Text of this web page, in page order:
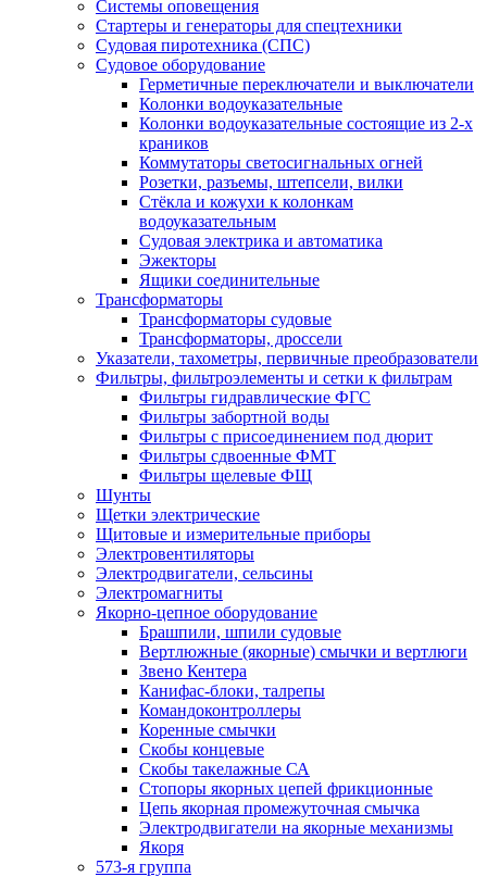
Системы оповещения
Стартеры и генераторы для спецтехники
Судовая пиротехника (СПС)
Судовое оборудование
Герметичные переключатели и выключатели
Колонки водоуказательные
Колонки водоуказательные состоящие из 2-х
краников
Коммутаторы светосигнальных огней
Розетки, разъемы, штепсели, вилки
Стёкла и кожухи к колонкам
водоуказательным
Судовая электрика и автоматика
Эжекторы
Ящики соединительные
Трансформаторы
Трансформаторы судовые
Трансформаторы, дроссели
Указатели, тахометры, первичные преобразователи
Фильтры, фильтроэлементы и сетки к фильтрам
Фильтры гидравлические ФГС
Фильтры забортной воды
Фильтры с присоединением под дюрит
Фильтры сдвоенные ФМТ
Фильтры щелевые ФЩ
Шунты
Щетки электрические
Щитовые и измерительные приборы
Электровентиляторы
Электродвигатели, сельсины
Электромагниты
Якорно-цепное оборудование
Брашпили, шпили судовые
Вертлюжные (якорные) смычки и вертлюги
Звено Кентера
Канифас-блоки, талрепы
Командоконтроллеры
Коренные смычки
Скобы концевые
Скобы такелажные СА
Стопоры якорных цепей фрикционные
Цепь якорная промежуточная смычка
Электродвигатели на якорные механизмы
Якоря
573-я группа